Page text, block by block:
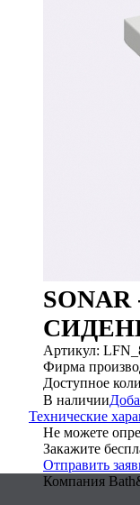
SONAR
Артикул:
Фирма
Доступное
В наличии
Технические
Не можете
Закажите
Отправить
Компания